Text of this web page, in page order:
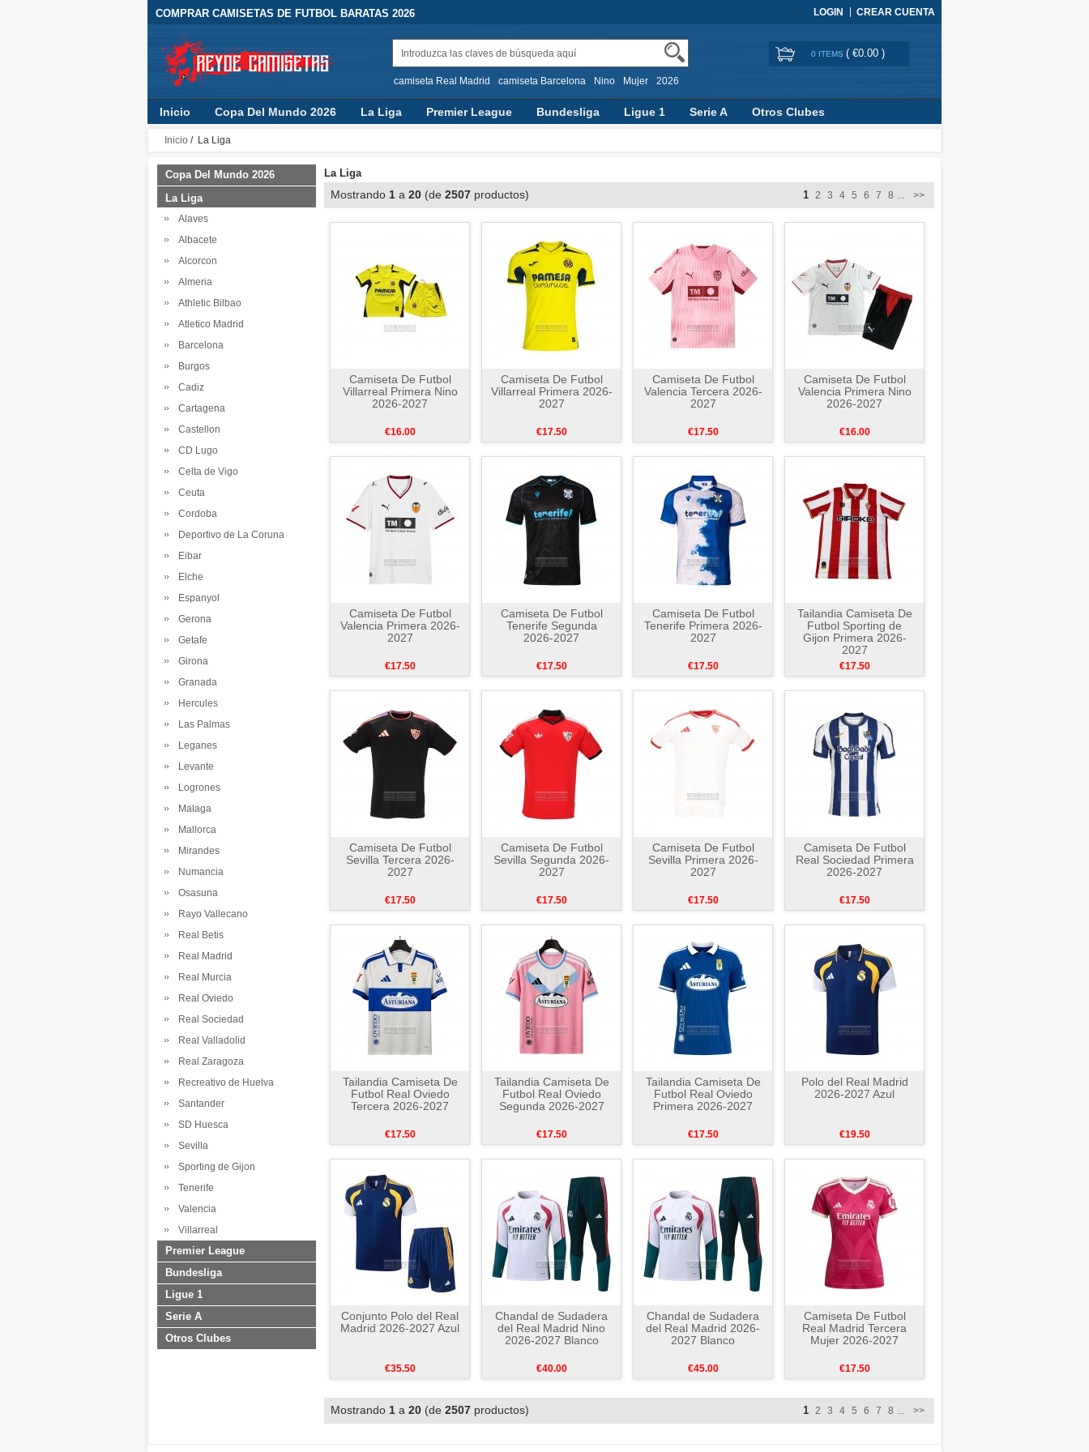
COMPRAR CAMISETAS DE FUTBOL BARATAS 2026 LOGIN CREAR CUENTA
camiseta Real Madrid camiseta Barcelona Nino Mujer 2026
0 ITEMS ( €0.00 )
Inicio Copa Del Mundo 2026 La Liga Premier League Bundesliga Ligue 1 Serie A Otros Clubes
Inicio / La Liga
Copa Del Mundo 2026
La Liga
Alaves
Albacete
Alcorcon
Almeria
Athletic Bilbao
Atletico Madrid
Barcelona
Burgos
Cadiz
Cartagena
Castellon
CD Lugo
Celta de Vigo
Ceuta
Cordoba
Deportivo de La Coruna
Eibar
Elche
Espanyol
Gerona
Getafe
Girona
Granada
Hercules
Las Palmas
Leganes
Levante
Logrones
Malaga
Mallorca
Mirandes
Numancia
Osasuna
Rayo Vallecano
Real Betis
Real Madrid
Real Murcia
Real Oviedo
Real Sociedad
Real Valladolid
Real Zaragoza
Recreativo de Huelva
Santander
SD Huesca
Sevilla
Sporting de Gijon
Tenerife
Valencia
Villarreal
Premier League
Bundesliga
Ligue 1
Serie A
Otros Clubes
La Liga
Mostrando 1 a 20 (de 2507 productos) 1 2 3 4 5 6 7 8 ... >>
Camiseta De Futbol
Villarreal Primera Nino
2026-2027
€16.00
Camiseta De Futbol
Villarreal Primera 2026-
2027
€17.50
Camiseta De Futbol
Valencia Tercera 2026-
2027
€17.50
Camiseta De Futbol
Valencia Primera Nino
2026-2027
€16.00
Camiseta De Futbol
Valencia Primera 2026-
2027
€17.50
Camiseta De Futbol
Tenerife Segunda
2026-2027
€17.50
Camiseta De Futbol
Tenerife Primera 2026-
2027
€17.50
Tailandia Camiseta De
Futbol Sporting de
Gijon Primera 2026-
2027
€17.50
Camiseta De Futbol
Sevilla Tercera 2026-
2027
€17.50
Camiseta De Futbol
Sevilla Segunda 2026-
2027
€17.50
Camiseta De Futbol
Sevilla Primera 2026-
2027
€17.50
Camiseta De Futbol
Real Sociedad Primera
2026-2027
€17.50
Tailandia Camiseta De
Futbol Real Oviedo
Tercera 2026-2027
€17.50
Tailandia Camiseta De
Futbol Real Oviedo
Segunda 2026-2027
€17.50
Tailandia Camiseta De
Futbol Real Oviedo
Primera 2026-2027
€17.50
Polo del Real Madrid
2026-2027 Azul
€19.50
Conjunto Polo del Real
Madrid 2026-2027 Azul
€35.50
Chandal de Sudadera
del Real Madrid Nino
2026-2027 Blanco
€40.00
Chandal de Sudadera
del Real Madrid 2026-
2027 Blanco
€45.00
Camiseta De Futbol
Real Madrid Tercera
Mujer 2026-2027
€17.50
Mostrando 1 a 20 (de 2507 productos) 1 2 3 4 5 6 7 8 ... >>